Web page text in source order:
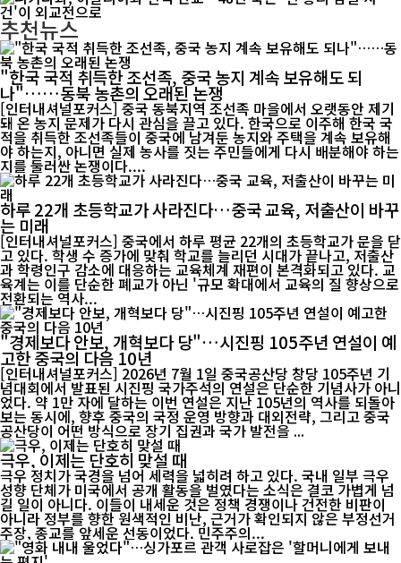
추천뉴스
"한국 국적 취득한 조선족, 중국 농지 계속 보유해도 되
나"……동북 농촌의 오래된 논쟁
[인터내셔널포커스] 중국 동북지역 조선족 마을에서 오랫동안 제기
돼 온 농지 문제가 다시 관심을 끌고 있다. 한국으로 이주해 한국 국
적을 취득한 조선족들이 중국에 남겨둔 농지와 주택을 계속 보유해
야 하는지, 아니면 실제 농사를 짓는 주민들에게 다시 배분해야 하는
지를 둘러싼 논쟁이다....
하루 22개 초등학교가 사라진다…중국 교육, 저출산이 바꾸
는 미래
[인터내셔널포커스] 중국에서 하루 평균 22개의 초등학교가 문을 닫
고 있다. 학생 수 증가에 맞춰 학교를 늘리던 시대가 끝나고, 저출산
과 학령인구 감소에 대응하는 교육체계 재편이 본격화되고 있다. 교
육계는 이를 단순한 폐교가 아닌 '규모 확대에서 교육의 질 향상으로
전환되는 역사...
"경제보다 안보, 개혁보다 당"…시진핑 105주년 연설이 예
고한 중국의 다음 10년
[인터내셔널포커스] 2026년 7월 1일 중국공산당 창당 105주년 기
념대회에서 발표된 시진핑 국가주석의 연설은 단순한 기념사가 아니
었다. 약 1만 자에 달하는 이번 연설은 지난 105년의 역사를 되돌아
보는 동시에, 향후 중국의 국정 운영 방향과 대외전략, 그리고 중국
공산당이 어떤 방식으로 장기 집권과 국가 발전을 ...
극우, 이제는 단호히 맞설 때
극우 정치가 국경을 넘어 세력을 넓히려 하고 있다. 국내 일부 극우
성향 단체가 미국에서 공개 활동을 벌였다는 소식은 결코 가볍게 넘
길 일이 아니다. 이들이 내세운 것은 정책 경쟁이나 건전한 비판이
아니라 정부를 향한 원색적인 비난, 근거가 확인되지 않은 부정선거
주장, 종교를 앞세운 선동이었다. 민주주의...